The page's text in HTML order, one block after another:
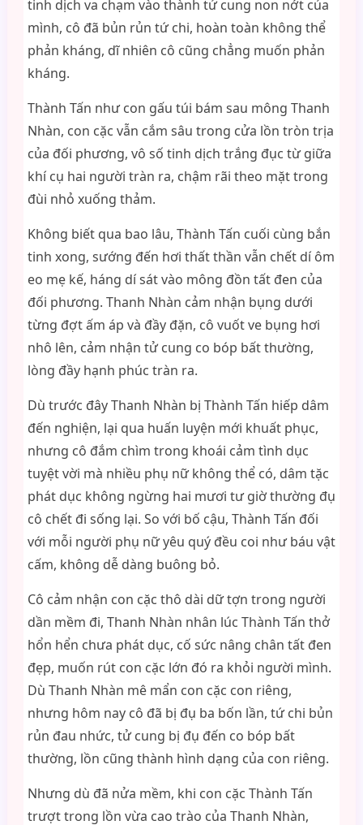
tinh dịch va chạm vào thành tử cung non nớt của
mình, cô đã bủn rủn tứ chi, hoàn toàn không thể
phản kháng, dĩ nhiên cô cũng chẳng muốn phản
kháng.
Thành Tấn như con gấu túi bám sau mông Thanh
Nhàn, con cặc vẫn cắm sâu trong cửa lồn tròn trịa
của đối phương, vô số tinh dịch trắng đục từ giữa
khí cụ hai người tràn ra, chậm rãi theo mặt trong
đùi nhỏ xuống thảm.
Không biết qua bao lâu, Thành Tấn cuối cùng bắn
tinh xong, sướng đến hơi thất thần vẫn chết dí ôm
eo mẹ kế, háng dí sát vào mông đồn tất đen của
đối phương. Thanh Nhàn cảm nhận bụng dưới
từng đợt ấm áp và đầy đặn, cô vuốt ve bụng hơi
nhô lên, cảm nhận tử cung co bóp bất thường,
lòng đầy hạnh phúc tràn ra.
Dù trước đây Thanh Nhàn bị Thành Tấn hiếp dâm
đến nghiện, lại qua huấn luyện mới khuất phục,
nhưng cô đắm chìm trong khoái cảm tình dục
tuyệt vời mà nhiều phụ nữ không thể có, dâm tặc
phát dục không ngừng hai mươi tư giờ thường đụ
cô chết đi sống lại. So với bố cậu, Thành Tấn đối
với mỗi người phụ nữ yêu quý đều coi như báu vật
cấm, không dễ dàng buông bỏ.
Cô cảm nhận con cặc thô dài dữ tợn trong người
dần mềm đi, Thanh Nhàn nhân lúc Thành Tấn thở
hổn hển chưa phát dục, cố sức nâng chân tất đen
đẹp, muốn rút con cặc lớn đó ra khỏi người mình.
Dù Thanh Nhàn mê mẩn con cặc con riêng,
nhưng hôm nay cô đã bị đụ ba bốn lần, tứ chi bủn
rủn đau nhức, tử cung bị đụ đến co bóp bất
thường, lồn cũng thành hình dạng của con riêng.
Nhưng dù đã nửa mềm, khi con cặc Thành Tấn
trượt trong lồn vừa cao trào của Thanh Nhàn,